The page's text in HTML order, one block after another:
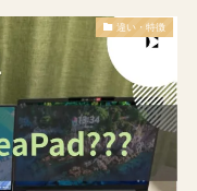
違い・特徴